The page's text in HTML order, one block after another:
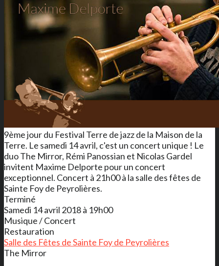
9ème jour du Festival Terre de jazz de la Maison de la
Terre. Le samedi 14 avril, c'est un concert unique ! Le
duo The Mirror, Rémi Panossian et Nicolas Gardel
invitent Maxime Delporte pour un concert
exceptionnel. Concert à 21h00 à la salle des fêtes de
Sainte Foy de Peyrolières.
Terminé
Samedi 14 avril 2018 à 19h00
Musique / Concert
Restauration
Salle des Fêtes de Sainte Foy de Peyrolières
The Mirror